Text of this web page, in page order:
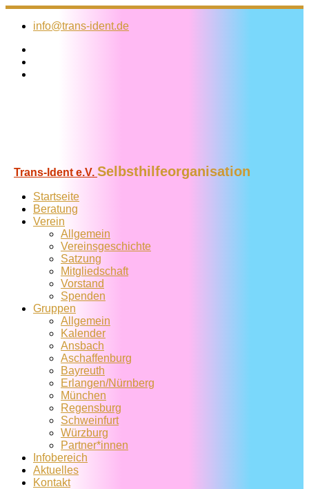
Zum
Inhalt
info@trans-ident.de
Trans-Ident e.V. Selbsthilfeorganisation
Startseite
Beratung
Verein
Allgemein
Vereins­geschichte
Satzung
Mitglied­schaft
Vorstand
Spenden
Gruppen
Allgemein
Kalender
Ansbach
Aschaffenburg
Bayreuth
Erlangen/Nürnberg
München
Regensburg
Schweinfurt
Würzburg
Partner*innen
Infobereich
Aktuelles
Kontakt